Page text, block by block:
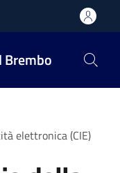
Brembo
elettronica (CIE)